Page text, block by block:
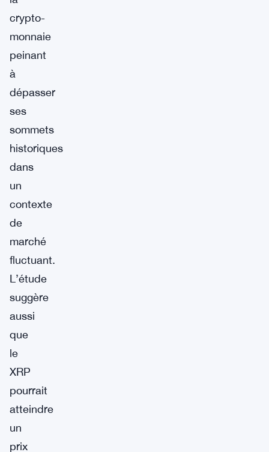
crypto-
monnaie
peinant
à
dépasser
ses
sommets
historiques
dans
un
contexte
de
marché
fluctuant.
L’étude
suggère
aussi
que
le
XRP
pourrait
atteindre
un
prix